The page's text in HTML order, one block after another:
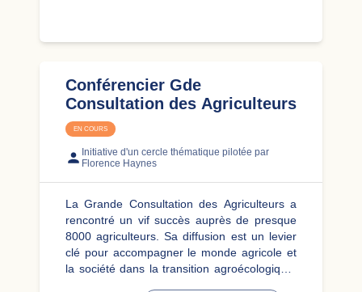
Conférencier Gde
Consultation des Agriculteurs
EN COURS
Initiative d'un cercle thématique pilotée par
Florence Haynes
La Grande Consultation des Agriculteurs a
rencontré un vif succès auprès de presque
8000 agriculteurs. Sa diffusion est un levier
clé pour accompagner le monde agricole et
la société dans la transition agroécologique!